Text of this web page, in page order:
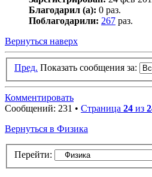
Благодарил (а): 0 раз.
Поблагодарили: 267 раз.
Вернуться наверх
Пред. Показать сообщения за:
Комментировать
Сообщений: 231 • Страница 24 из
Вернуться в Физика
Перейти: